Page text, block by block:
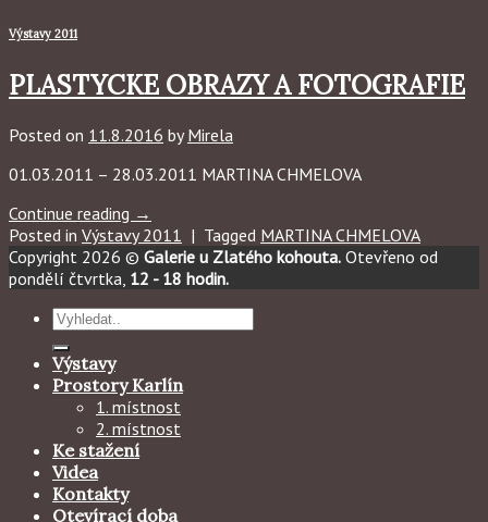
Výstavy 2011
PLASTYCKE OBRAZY A FOTOGRAFIE
Posted on 11.8.2016 byMirela
01.03.2011 – 28.03.2011 MARTINA CHMELOVA
Continue reading →
Posted in Výstavy 2011 | Tagged MARTINA CHMELOVA
Copyright 2026 © Galerie u Zlatého kohouta. Otevřeno od
pondělí čtvrtka, 12 - 18 hodin.
Hledat:
Výstavy
Prostory Karlín
1. místnost
2. místnost
Ke stažení
Videa
Kontakty
Otevírací doba